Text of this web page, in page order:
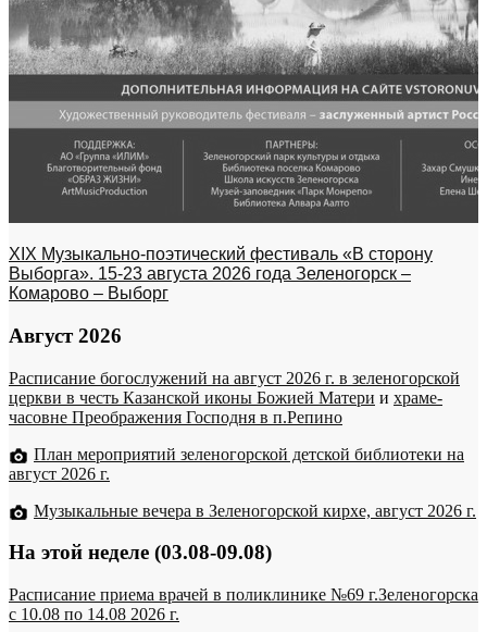
XIX Музыкально-поэтический фестиваль «В сторону
Выборга». 15-23 августа 2026 года Зеленогорск –
Комарово – Выборг
Август 2026
Расписание богослужений на август 2026 г. в зеленогорской
церкви в честь Казанской иконы Божией Матери и храме-
часовне Преображения Господня в п.Репино
План мероприятий зеленогорской детской библиотеки на
август 2026 г.
Музыкальные вечера в Зеленогорской кирхе, август 2026 г.
На этой неделе (03.08-09.08)
Расписание приема врачей в поликлинике №69 г.Зеленогорска
c 10.08 по 14.08 2026 г.